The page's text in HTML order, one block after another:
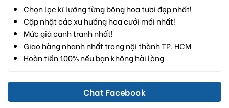
Chọn lọc kĩ lưỡng từng bông hoa tươi đẹp nhất!
Cập nhật các xu hướng hoa cưới mới nhất!
Mức giá cạnh tranh nhất!
Giao hàng nhanh nhất trong nội thành TP. HCM
Hoàn tiền 100% nếu bạn không hài lòng
Chat Facebook